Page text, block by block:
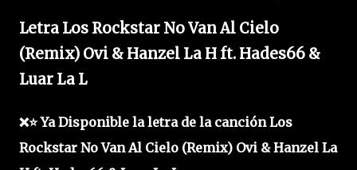
Letra Los Rockstar No Van Al Cielo
(Remix) Ovi & Hanzel La H ft. Hades66 &
Luar La L
❌⭐ Ya Disponible la letra de la canción Los
Rockstar No Van Al Cielo (Remix) Ovi & Hanzel La